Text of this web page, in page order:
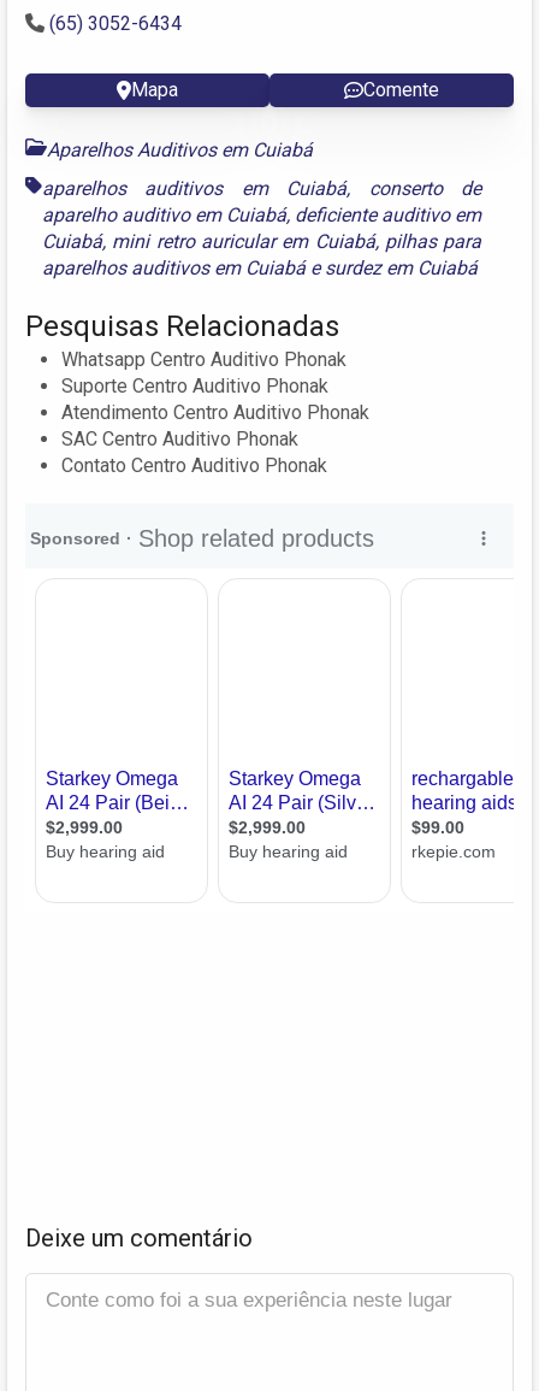
(65) 3052-6434
Mapa Comente
Aparelhos Auditivos em Cuiabá
aparelhos auditivos em Cuiabá, conserto de
aparelho auditivo em Cuiabá, deficiente auditivo em
Cuiabá, mini retro auricular em Cuiabá, pilhas para
aparelhos auditivos em Cuiabáesurdez em Cuiabá
Pesquisas Relacionadas
Whatsapp Centro Auditivo Phonak
Suporte Centro Auditivo Phonak
Atendimento Centro Auditivo Phonak
SAC Centro Auditivo Phonak
Contato Centro Auditivo Phonak
Deixe um comentário